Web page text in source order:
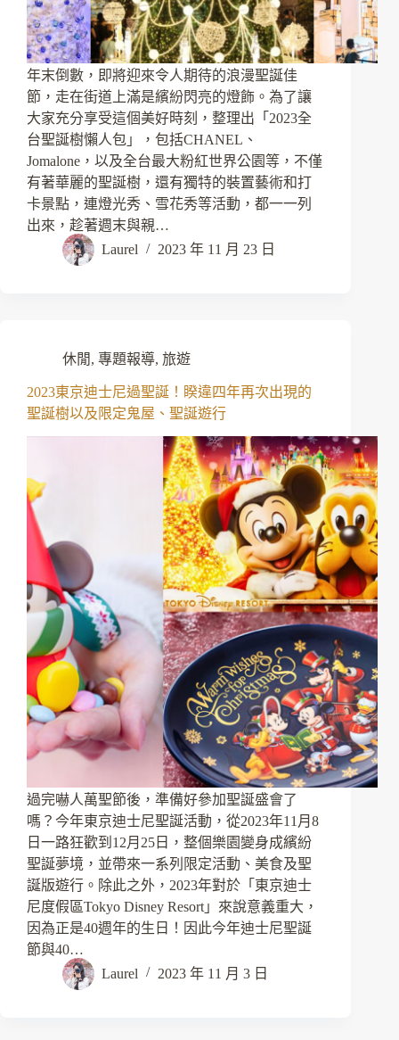
年末倒數，即將迎來令人期待的浪漫聖誕佳
節，走在街道上滿是繽紛閃亮的燈飾。為了讓
大家充分享受這個美好時刻，整理出「2023全
台聖誕樹懶人包」，包括CHANEL、
Jomalone，以及全台最大粉紅世界公園等，不僅
有著華麗的聖誕樹，還有獨特的裝置藝術和打
卡景點，連燈光秀、雪花秀等活動，都一一列
出來，趁著週末與親…
Laurel
2023 年 11 月 23 日
休閒, 專題報導, 旅遊
2023東京迪士尼過聖誕！睽違四年再次出現的
聖誕樹以及限定鬼屋、聖誕遊行
過完嚇人萬聖節後，準備好參加聖誕盛會了
嗎？今年東京迪士尼聖誕活動，從2023年11月8
日一路狂歡到12月25日，整個樂園變身成繽紛
聖誕夢境，並帶來一系列限定活動、美食及聖
誕版遊行。除此之外，2023年對於「東京迪士
尼度假區Tokyo Disney Resort」來說意義重大，
因為正是40週年的生日！因此今年迪士尼聖誕
節與40…
Laurel
2023 年 11 月 3 日